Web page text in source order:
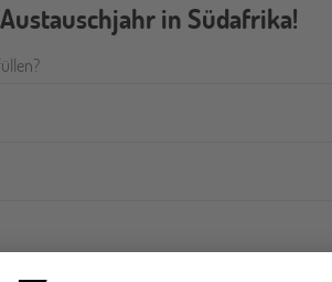
in Südafrika!